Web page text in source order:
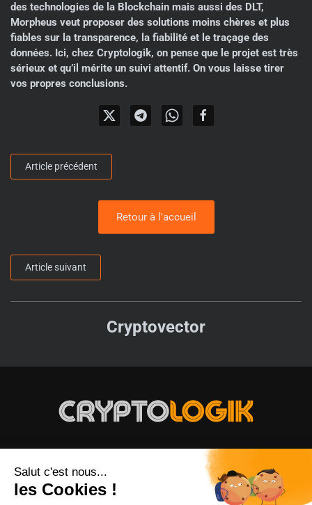
des technologies de la Blockchain mais aussi des DLT,
Morpheus veut proposer des solutions moins chères et plus
fiables sur la transparence, la fiabilité et le traçage des
données. Ici, chez Cryptologik, on pense que le projet est très
sérieux et qu’il mérite un suivi attentif. On vous laisse tirer
vos propres conclusions.
Article précédent
Retour à l'accueil
Article suivant
Cryptovector